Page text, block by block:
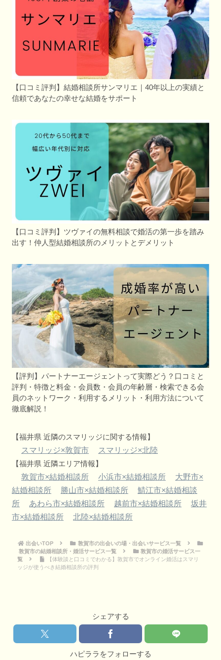
【口コミ評判】結婚相談所サンマリエ｜40年以上の実績と
信頼であなたの幸せな結婚をサポート
【口コミ評判】ツヴァイの無料相談で婚活の第一歩を踏み
出す！仲人型結婚相談所のメリットとデメリット
【評判】パートナーエージェントって実際どう？口コミと
評判・特徴と料金・会員数・会員の年齢層・検索できる会
員のネットワーク・利用するメリット・利用方法について
徹底解説！
【福井県 近隣のスマリッジに関する情報】
スマリッジ×敦賀市
スマリッジ×北陸
【福井県 近隣エリア情報】
敦賀市×結婚相談所
小浜市×結婚相談所
大野市×
結婚相談所
勝山市×結婚相談所
鯖江市×結婚相談
所
あわら市×結婚相談所 越前市×結婚相談所
坂井
市×結婚相談所
北陸×結婚相談所
出会いTOP
敦賀市の出会いの場・出会いサービス一覧
敦賀市の結婚相談所・婚活サービス一覧
敦賀市の婚活サービス一
覧
【体験談と口コミでわかる】敦賀市でオンライン婚活はスマリ
ッジが使うべき結婚相談所の評判
シェアする
ハピララをフォローする